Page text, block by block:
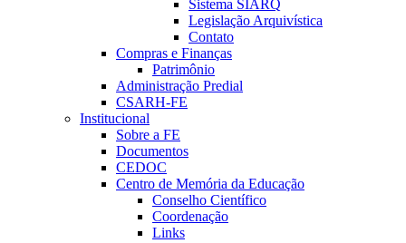
Sistema SIARQ
Legislação Arquivística
Contato
Compras e Finanças
Patrimônio
Administração Predial
CSARH-FE
Institucional
Sobre a FE
Documentos
CEDOC
Centro de Memória da Educação
Conselho Científico
Coordenação
Links